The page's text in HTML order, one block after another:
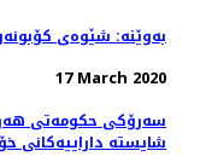
بەوێنە: شێوەی
17 March 2020
سەرۆکی حکومەتی
شایستە داراییەکانی